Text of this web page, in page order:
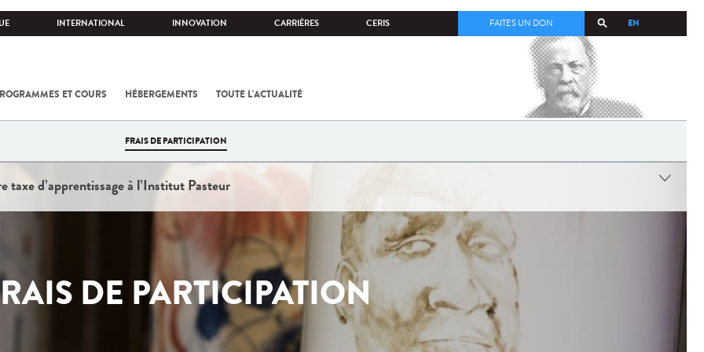
INTERNATIONAL INNOVATION CARRIÈRES CERIS EN
FAITES UN DON
ET COURS HÉBERGEMENTS TOUTE L'ACTUALITÉ
FRAIS DE PARTICIPATION
taxe d’apprentissage à l’Institut Pasteur
DE PARTICIPATION